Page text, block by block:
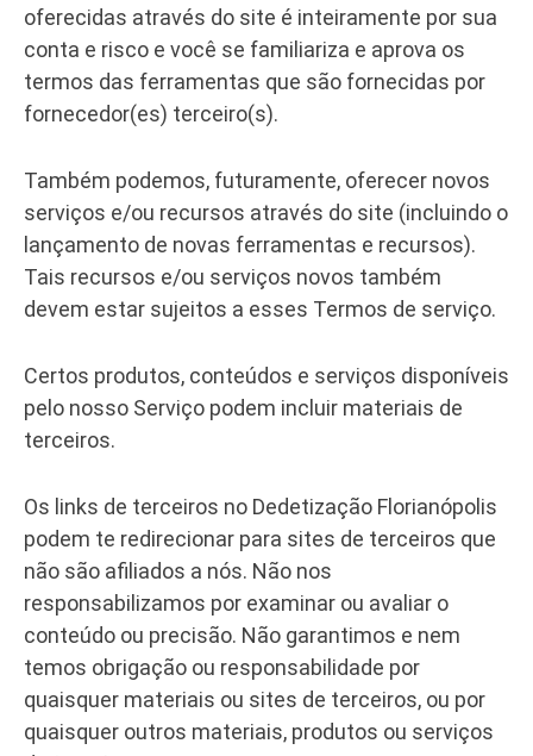
oferecidas através do site é inteiramente por sua
conta e risco e você se familiariza e aprova os
termos das ferramentas que são fornecidas por
fornecedor(es) terceiro(s).
Também podemos, futuramente, oferecer novos
serviços e/ou recursos através do site (incluindo o
lançamento de novas ferramentas e recursos).
Tais recursos e/ou serviços novos também
devem estar sujeitos a esses Termos de serviço.
Certos produtos, conteúdos e serviços disponíveis
pelo nosso Serviço podem incluir materiais de
terceiros.
Os links de terceiros no Dedetização Florianópolis
podem te redirecionar para sites de terceiros que
não são afiliados a nós. Não nos
responsabilizamos por examinar ou avaliar o
conteúdo ou precisão. Não garantimos e nem
temos obrigação ou responsabilidade por
quaisquer materiais ou sites de terceiros, ou por
quaisquer outros materiais, produtos ou serviços